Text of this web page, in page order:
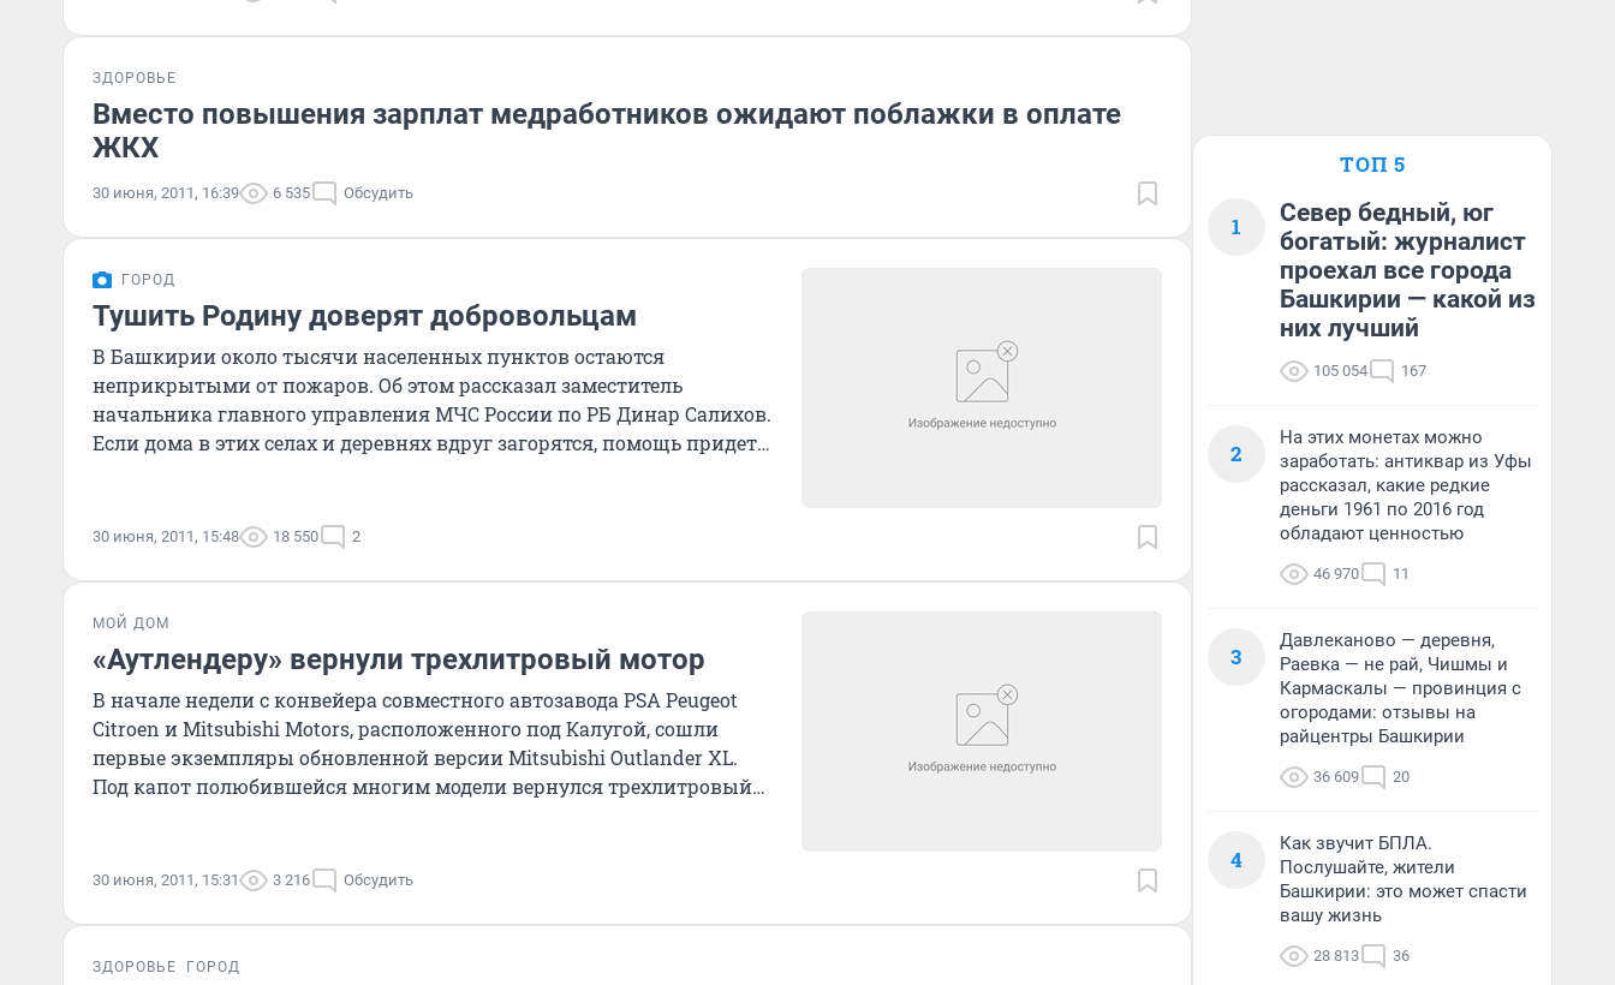
ЗДОРОВЬЕ
Вместо повышения зарплат медработников ожидают поблажки в оплате
ЖКХ
30 июня, 2011, 16:39 6 535 Обсудить
ГОРОД
Тушить Родину доверят добровольцам
В Башкирии около тысячи населенных пунктов остаются
неприкрытыми от пожаров. Об этом рассказал заместитель
начальника главного управления МЧС России по РБ Динар Салихов.
Если дома в этих селах и деревнях вдруг загорятся, помощь придет
30 июня, 2011, 15:48 18 550 2
МОЙ ДОМ
«Аутлендеру» вернули трехлитровый мотор
В начале недели с конвейера совместного автозавода PSA Peugeot
Citroen и Mitsubishi Motors, расположенного под Калугой, сошли
первые экземпляры обновленной версии Mitsubishi Outlander XL.
Под капот полюбившейся многим модели вернулся трехлитровый
30 июня, 2011, 15:31 3 216 Обсудить
ЗДОРОВЬЕ ГОРОД
ТОП 5
1
Север бедный, юг
богатый: журналист
проехал все города
Башкирии — какой из
них лучший
105 054 167
2
На этих монетах можно
заработать: антиквар из Уфы
рассказал, какие редкие
деньги 1961 по 2016 год
обладают ценностью
46 970 11
3
Давлеканово — деревня,
Раевка — не рай, Чишмы и
Кармаскалы — провинция с
огородами: отзывы на
райцентры Башкирии
36 609 20
4
Как звучит БПЛА.
Послушайте, жители
Башкирии: это может спасти
вашу жизнь
28 813 36